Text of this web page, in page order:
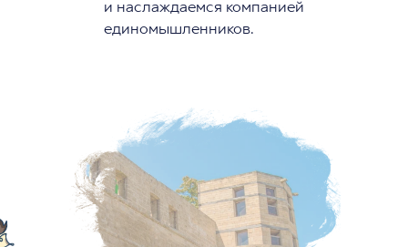
и наслаждаемся компанией
единомышленников.